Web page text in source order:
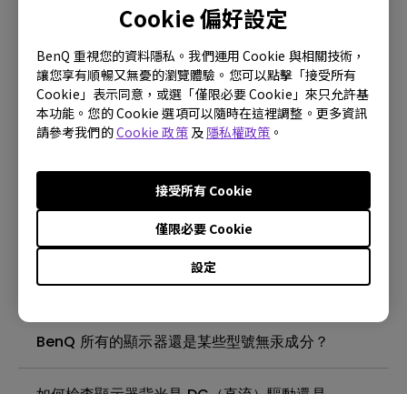
Cookie 偏好設定
BenQ 重視您的資料隱私。我們運用 Cookie 與相關技術，
讓您享有順暢又無憂的瀏覽體驗。您可以點擊「接受所有
Cookie」表示同意，或選「僅限必要 Cookie」來只允許基
本功能。您的 Cookie 選項可以隨時在這裡調整。更多資訊
請參考我們的Cookie 政策及 隱私權政策 。
設定
僅限必要 Cookie
接受所有 Cookie
什麼是面板背光溢光或背光漏光？| 顯示器
顯示器可以在24小時不間斷的環境下使用嗎？| 顯
示器
螢幕閃爍如何排除 ? | 顯示器
殘影現象( image sticking)是什麼?如何避免或消
除？| 顯示器
我的 BenQ 顯示器螢幕上是否有需要撕下的保護膜
或塑膠膜？| 顯示器
BenQ 所有的顯示器還是某些型號無汞成分？